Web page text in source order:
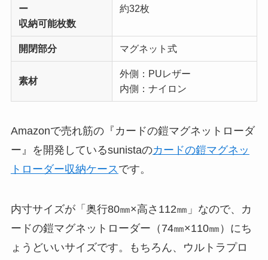
ー
収納可能枚数
約32枚
開閉部分 マグネット式
素材
外側：PUレザー
内側：ナイロン
Amazonで売れ筋の『カードの鎧マグネットローダ
ー』を開発しているsunistaのカードの鎧マグネッ
トローダー収納ケース です。
内寸サイズが「奥行80㎜×高さ112㎜」なので、カ
ードの鎧マグネットローダー（74㎜×110㎜）にち
ょうどいいサイズです。もちろん、ウルトラプロ